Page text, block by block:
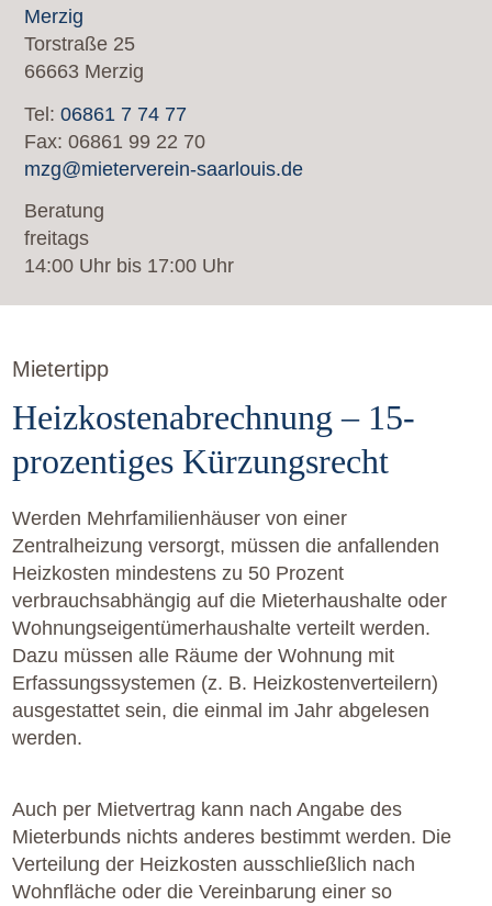
Mietertipp
Heizkostenabrechnung – 15-
prozentiges Kürzungsrecht
Werden Mehrfamilienhäuser von einer
Zentralheizung versorgt, müssen die anfallenden
Heizkosten mindestens zu 50 Prozent
verbrauchsabhängig auf die Mieterhaushalte oder
Wohnungseigentümerhaushalte verteilt werden.
Dazu müssen alle Räume der Wohnung mit
Erfassungssystemen (z. B. Heizkostenverteilern)
ausgestattet sein, die einmal im Jahr abgelesen
werden.
Auch per Mietvertrag kann nach Angabe des
Mieterbunds nichts anderes bestimmt werden. Die
Verteilung der Heizkosten ausschließlich nach
Wohnfläche oder die Vereinbarung einer so
Merzig
Torstraße 25
66663 Merzig
Tel:06861 7 74 77
Fax: 06861 99 22 70
mzg@mieterverein-saarlouis.de
Beratung
freitags
14:00 Uhr bis 17:00 Uhr